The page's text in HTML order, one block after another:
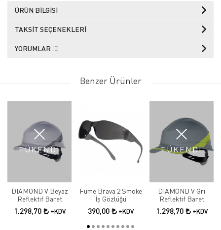
ÜRÜN BILGISI
TAKSIT SEÇENEKLERI
YORUMLAR (0)
Benzer Ürünler
TÜKENDİ
DIAMOND V Beyaz
Reflektif Baret
1.298,70 +KDV
Füme Brava 2 Smoke
İş Gözlüğü
390,00 +KDV
TÜKENDİ
DIAMOND V Gri
Reflektif Baret
1.298,70 +KDV